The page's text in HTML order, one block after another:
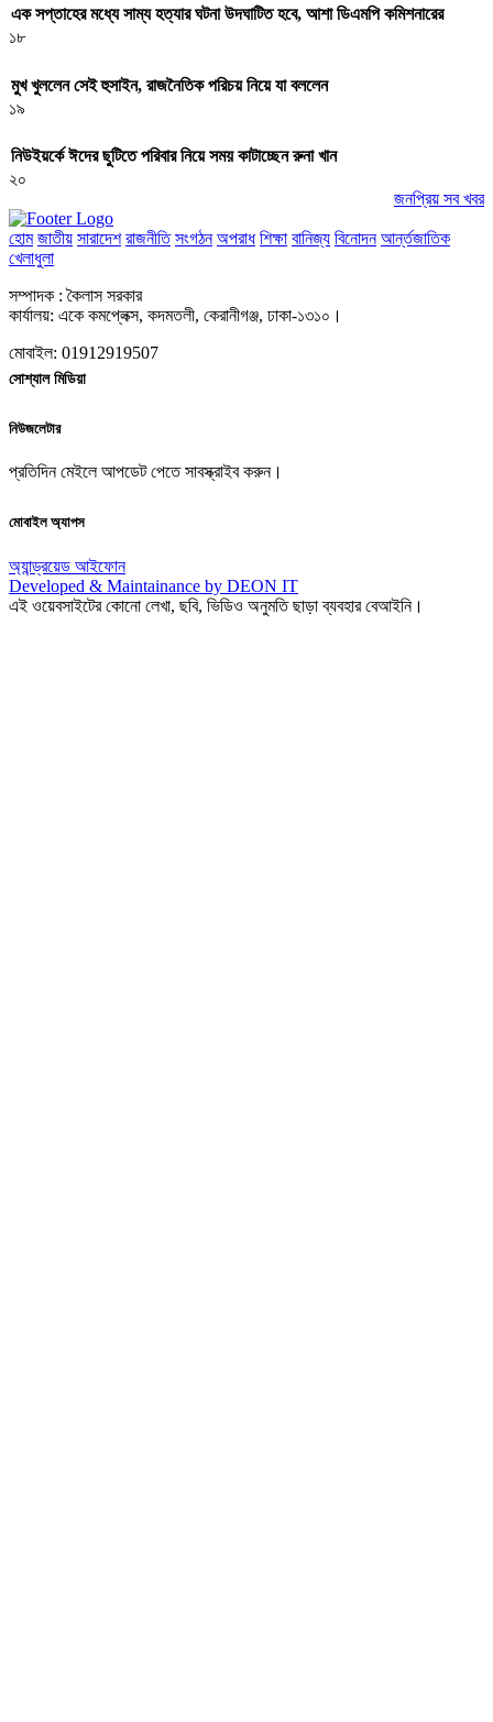
এক সপ্তাহের মধ্যে সাম্য হত্যার ঘটনা উদঘাটিত হবে, আশা ডিএমপি কমিশনারের
১৮
মুখ খুললেন সেই হুসাইন, রাজনৈতিক পরিচয় নিয়ে যা বললেন
১৯
নিউইয়র্কে ঈদের ছুটিতে পরিবার নিয়ে সময় কাটাচ্ছেন রুনা খান
২০
জনপ্রিয় সব খবর
হোম জাতীয় সারাদেশ রাজনীতি সংগঠন অপরাধ শিক্ষা বানিজ্য বিনোদন আর্ন্তজাতিক
খেলাধুলা
সম্পাদক : কৈলাস সরকার
কার্যালয়: একে কমপ্লেক্স, কদমতলী, কেরানীগঞ্জ, ঢাকা-১৩১০।
মোবাইল: 01912919507
সোশ্যাল মিডিয়া
নিউজলেটার
প্রতিদিন মেইলে আপডেট পেতে সাবস্ক্রাইব করুন।
মোবাইল অ্যাপস
অ্যান্ড্রয়েড আইফোন
Developed & Maintainance by DEON IT
এই ওয়েবসাইটের কোনো লেখা, ছবি, ভিডিও অনুমতি ছাড়া ব্যবহার বেআইনি।